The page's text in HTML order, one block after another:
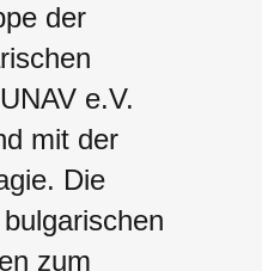
der
e.V.
mit der
Die
zum